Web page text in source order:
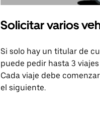
Solicitar varios
Si solo hay un titular de
puede pedir hasta 3
Cada viaje debe
el siguiente.